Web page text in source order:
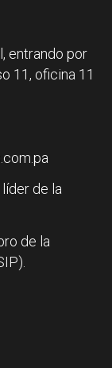
entrando por
11, oficina 11
de la
de la